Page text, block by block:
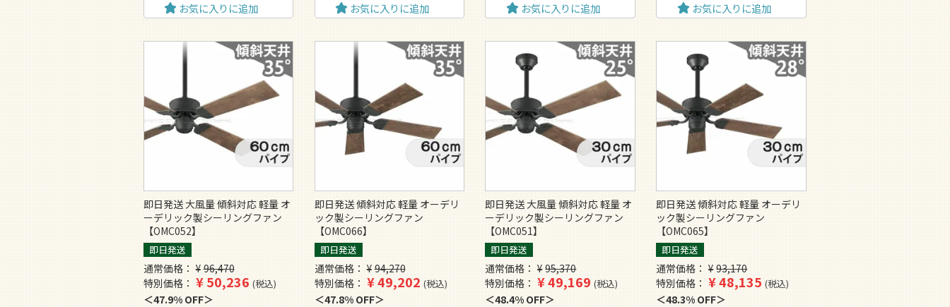
お気に入りに追加 お気に入りに追加 お気に入りに追加 お気に入りに追加
即日発送 大風量 傾斜対応 軽量 オ
ーデリック製シーリングファン
【OMC052】
即日発送
通常価格 ¥ 96,470
特別価格
¥ 50,236 税込
47.9% OFF
即日発送 傾斜対応 軽量 オーデリ
ック製シーリングファン
【OMC066】
即日発送
通常価格 ¥ 94,270
特別価格
¥49,202 税込
47.8% OFF
即日発送 大風量 傾斜対応 軽量 オ
ーデリック製シーリングファン
【OMC051】
即日発送
通常価格 ¥ 95,370
特別価格
¥49,169 税込
48.4% OFF
即日発送 傾斜対応 軽量 オーデリ
ック製シーリングファン
【OMC065】
即日発送
通常価格 ¥ 93,170
特別価格
¥48,135 税込
48.3% OFF